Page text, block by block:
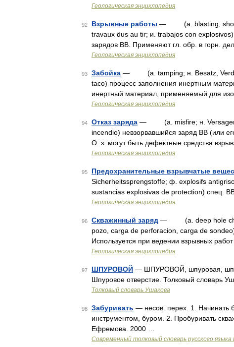
Геологическая энциклопедия
92 Взрывные работы — (a. blasting,
travaux dus au tir; и. trabajos con
зарядов BB. Применяют гл. обр. в горн.
Геологическая энциклопедия
93 Забойка — (a. tamping; н. Besatz,
taco) процесс заполнения инертным
инертный материал, применяемый для
Геологическая энциклопедия
94 Отказ заряда — (a. misfire; н. Versagen
incendio) невзорвавшийся заряд BB (или
O. з. могут быть дефектные средства
Геологическая энциклопедия
95 Предохранительные взрывчатые
Sicherheitssprengstoffe; ф. explosifs
sustancias explosivas de protection) спец.
Геологическая энциклопедия
96 Скважинный заряд — (a. deep hole
pozo, carga de perforacion, carga de
Используется при ведении взрывных
Геологическая энциклопедия
97 ШПУРОВОЙ — ШПУРОВОЙ, шпуровая,
Шпуровое отверстие. Толковый словарь
Толковый словарь Ушакова
98 Забуривать — несов. перех. 1. Начинать
инструментом, буром. 2. Пробуривать
Ефремова. 2000 …
Современный толковый словарь русского